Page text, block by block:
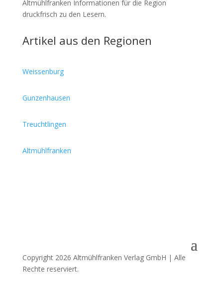
Altmühlfranken Informationen für die Region
druckfrisch zu den Lesern.
Artikel aus den Regionen
Weissenburg
Gunzenhausen
Treuchtlingen
Altmühlfranken
Copyright 2026 Altmühlfranken Verlag GmbH | Alle
Rechte reserviert.